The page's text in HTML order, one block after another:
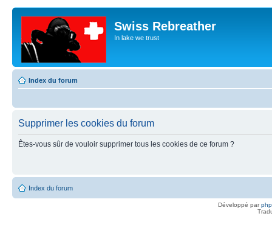
Swiss Rebreather
In lake we trust
Index du forum
Supprimer les cookies du forum
Êtes-vous sûr de vouloir supprimer tous les cookies de ce forum ?
Index du forum
Développé par